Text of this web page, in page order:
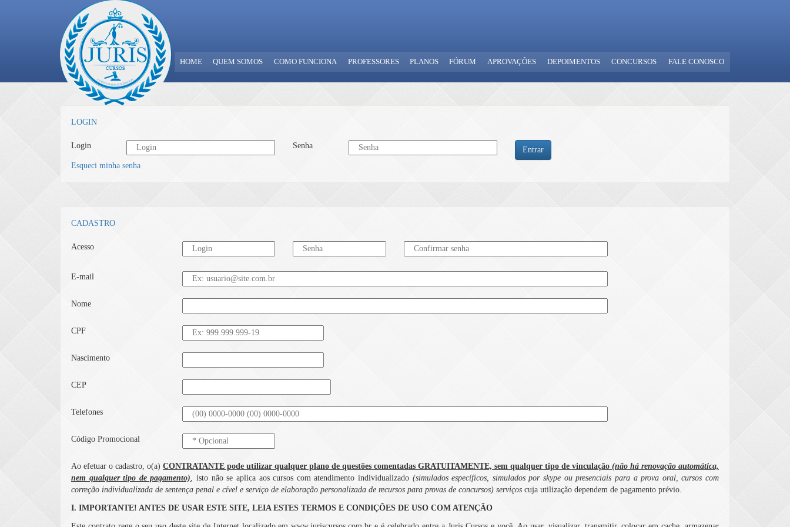
HOME QUEM SOMOS COMO FUNCIONA PROFESSORES PLANOS FÓRUM APROVAÇÕES DEPOIMENTOS CONCURSOS FALE CONOSCO
LOGIN
Login Senha
Entrar
Esqueci minha senha
CADASTRO
Acesso
E-mail
Nome
CPF
Nascimento
CEP
Telefones
Código Promocional
Ao efetuar o cadastro, o(a) CONTRATANTE pode utilizar qualquer plano de questões comentadas GRATUITAMENTE, sem qualquer tipo de vinculação (não há renovação automática,
nem qualquer tipo de pagamento), isto não se aplica aos cursos com atendimento individualizado (simulados específicos, simulados por skype ou presenciais para a prova oral, cursos com
correção individualizada de sentença penal e cível e serviço de elaboração personalizada de recursos para provas de concursos) serviços cuja utilização dependem de pagamento prévio.
I. IMPORTANTE! ANTES DE USAR ESTE SITE, LEIA ESTES TERMOS E CONDIÇÕES DE USO COM ATENÇÃO